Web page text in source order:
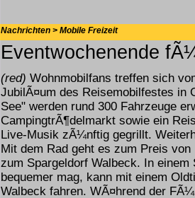
Nachrichten > Mobile Freizeit
Eventwochenende
(red) Wohnmobilfans treffen sich
JubilÃ¤um des Reisemobilfestes in
See" werden rund 300 Fahrzeuge
CampingtrÃ¶delmarkt sowie ein
Live-Musik zÃ¼nftig gegrillt.
Mit dem Rad geht es zum Preis
zum Spargeldorf Walbeck. In
bequemer mag, kann mit einem
Walbeck fahren. WÃ¤hrend der